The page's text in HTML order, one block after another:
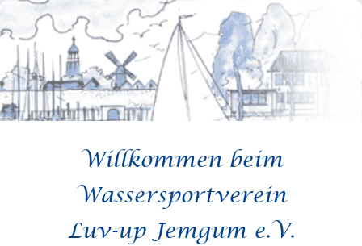
Inhalt
springen
Willkommen beim
Wassersportverein
Luv-up Jemgum e.V.